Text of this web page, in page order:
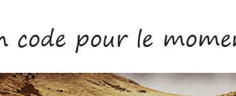
code pour le